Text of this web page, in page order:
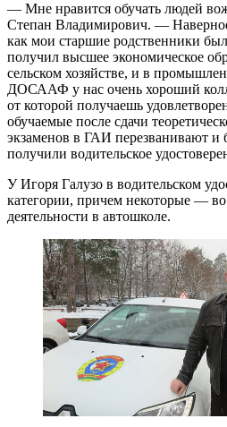
— Мне нравится обучать людей
Степан Владимирович. —
как мои старшие родственники
получил высшее экономическое
сельском хозяйстве, и в
ДОСААФ у нас очень хороший
от которой получаешь
обучаемые после сдачи
экзаменов в ГАИ перезванивают и
получили водительское
У Игоря Галузо в водительском
категории, причем некоторые —
деятельности в автошколе.